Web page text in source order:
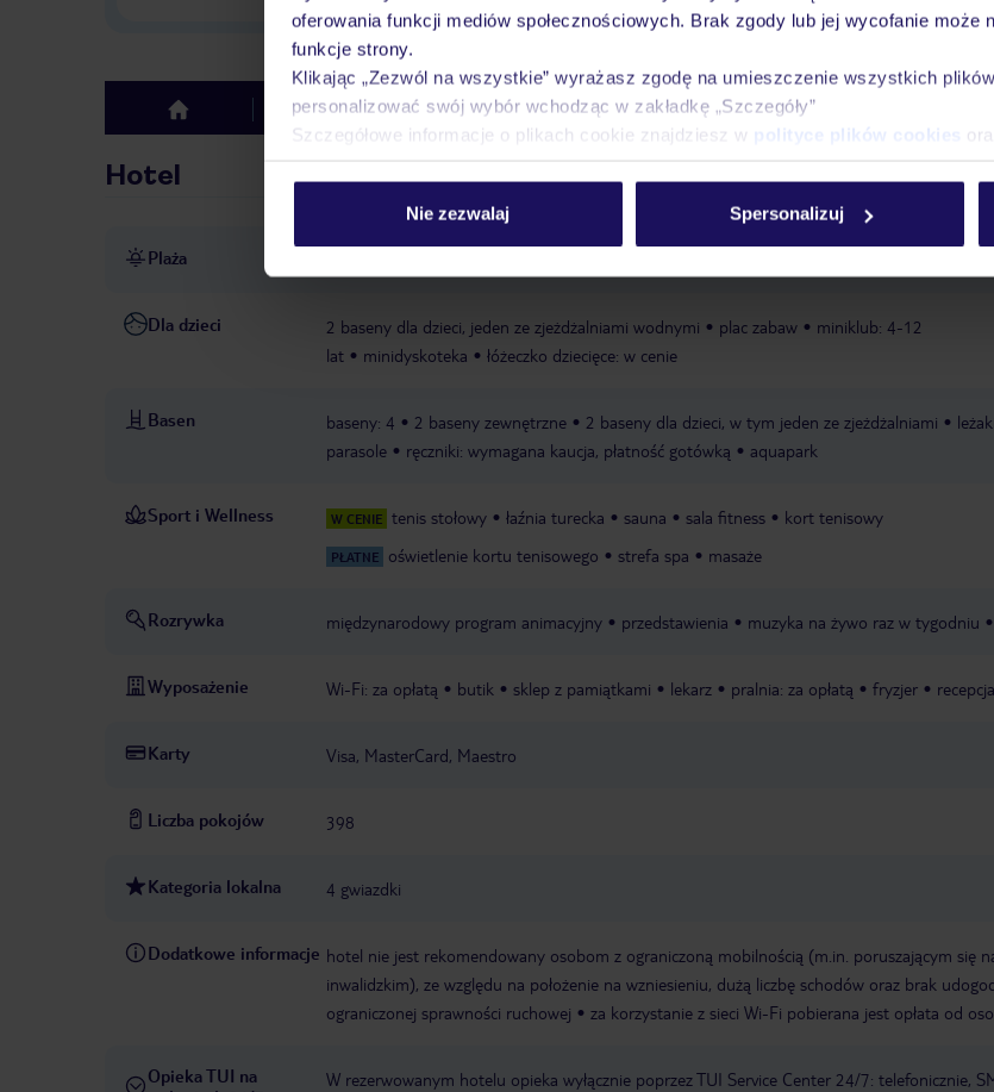
oferowania funkcji mediów społecznościowych. Brak zgody lub jej wycofanie może
funkcje strony.
Klikając „Zezwól na wszystkie” wyrażasz zgodę na umieszczenie wszystkich
personalizować swój wybór wchodząc w zakładkę „Szczegóły”
Szczegółowe informacje o plikach cookie znajdziesz w polityce plików cookies
Nie zezwalaj Spersonalizuj
top Hotel Opinie Pokoje Wyżywienie
Hotel
Plaża
Dla dzieci 2 baseny dla dzieci, jeden ze zjeżdżalniami wodnymi plac zabaw
miniklub: 4-12
lat
minidyskoteka łóżeczko dziecięce: w cenie
Basen baseny: 4 2 baseny zewnętrzne 2 baseny dla dzieci, w tym jeden ze zjeżdżalniami
parasole
ręczniki: wymagana kaucja, płatność gotówką aquapark
Sport i Wellness W CENIE tenis stołowy łaźnia turecka sauna sala fitness kort tenisowy
PŁATNE oświetlenie kortu tenisowego strefa spa masaże
Rozrywka międzynarodowy program animacyjny przedstawienia muzyka na żywo raz w tygodniu
Wyposażenie Wi-Fi: za opłatą butik sklep z pamiątkami lekarz pralnia: za opłatą fryzjer recepcja
Karty Visa, MasterCard, Maestro
Liczba pokojów 398
Kategoria lokalna 4 gwiazdki
Dodatkowe informacje hotel nie jest rekomendowany osobom z ograniczoną mobilnością (m.in. poruszającym się
inwalidzkim), ze względu na położenie na wzniesieniu, dużą liczbę schodów oraz brak
ograniczonej sprawności ruchowej
za korzystanie z sieci Wi-Fi pobierana jest opłata od
Opieka TUI na
W rezerwowanym hotelu opieka wyłącznie poprzez TUI Service Center 24/7: telefonicznie,